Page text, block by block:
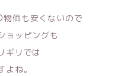
物価も安くないので
ョッピングも
ギリでは
ね。